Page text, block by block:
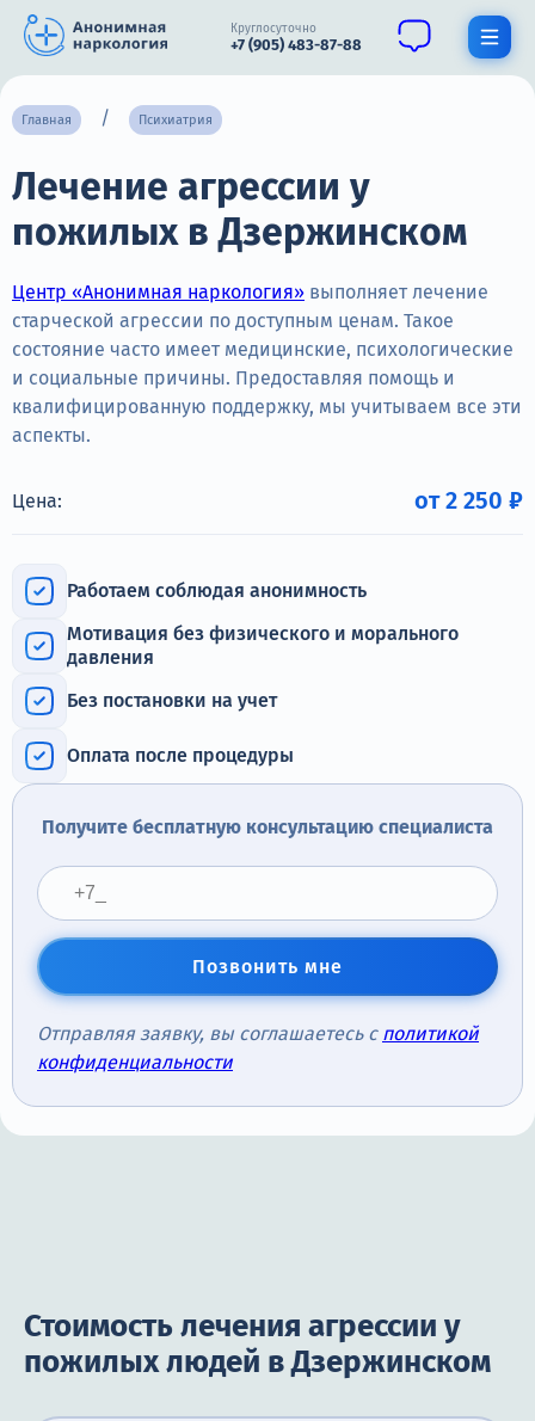
Круглосуточно
+7 (905) 483-87-88
О нас
Наркомания
Алкоголизм
Нарколог
Стационар
Психиатрия
Цены
Контакты
+7 (905) 483-87-88
Дзержинский, ул. Ленина, 24
Главная Психиатрия
Лечение агрессии у
пожилых в Дзержинском
Центр «Анонимная наркология» выполняет лечение
старческой агрессии по доступным ценам. Такое
состояние часто имеет медицинские, психологические
и социальные причины. Предоставляя помощь и
квалифицированную поддержку, мы учитываем все эти
аспекты.
Цена: от 2 250 ₽
Работаем соблюдая анонимность
Мотивация без физического и морального
давления
Без постановки на учет
Оплата после процедуры
Получите бесплатную консультацию специалиста
Позвонить мне
Отправляя заявку, вы соглашаетесь с политикой
конфиденциальности
Стоимость лечения агрессии у
пожилых людей в Дзержинском